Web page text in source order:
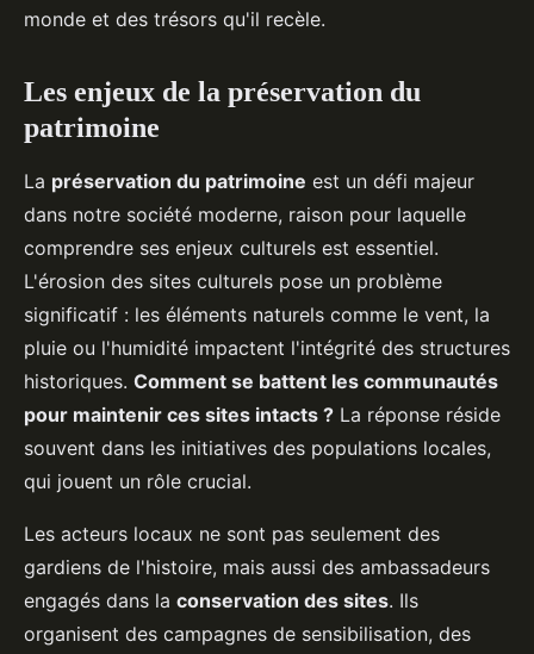
monde et des trésors qu'il recèle.
Les enjeux de la préservation du
patrimoine
La préservation du patrimoine est un défi majeur
dans notre société moderne, raison pour laquelle
comprendre ses enjeux culturels est essentiel.
L'érosion des sites culturels pose un problème
significatif : les éléments naturels comme le vent, la
pluie ou l'humidité impactent l'intégrité des structures
historiques. Comment se battent les communautés
pour maintenir ces sites intacts ? La réponse réside
souvent dans les initiatives des populations locales,
qui jouent un rôle crucial.
Les acteurs locaux ne sont pas seulement des
gardiens de l'histoire, mais aussi des ambassadeurs
engagés dans la conservation des sites. Ils
organisent des campagnes de sensibilisation, des